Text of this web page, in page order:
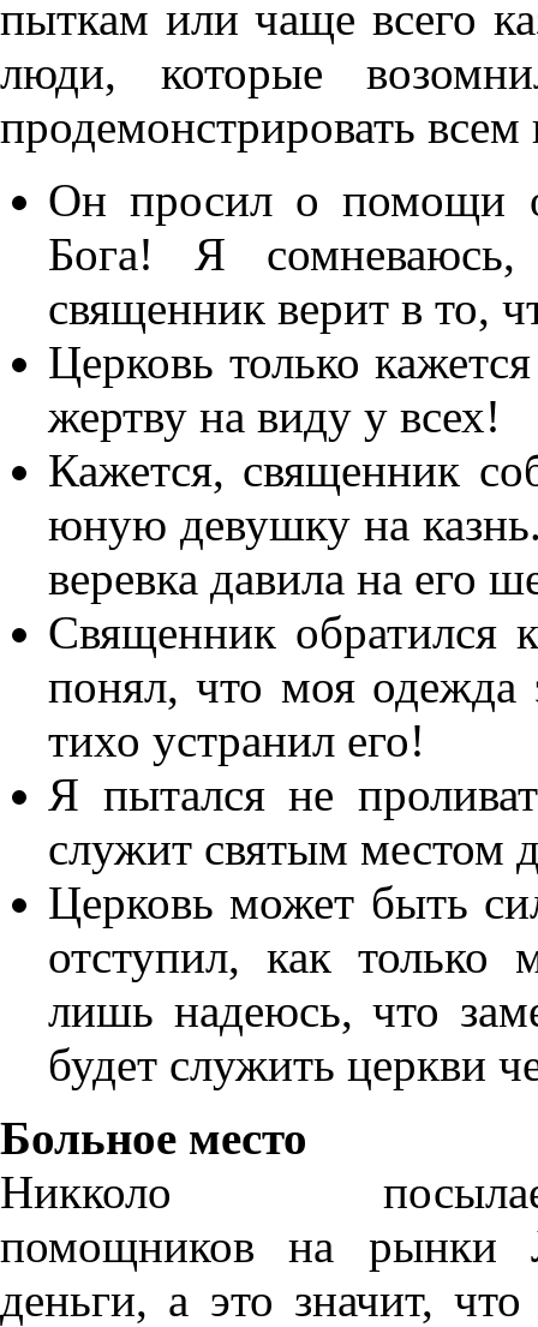
пыткам или чаще всего
люди, которые
продемонстрировать
Он просил о помощи
Бога! Я сомневаюсь,
священник верит в то,
Церковь только
жертву на виду у всех!
Кажется, священник
юную девушку на
веревка давила на его
Священник обратился
понял, что моя одежда
тихо устранил его!
Я пытался не
служит святым местом
Церковь может быть
отступил, как
лишь надеюсь, что
будет служить церкви
Больное место
Никколо
помощников на рынки
деньги, а это значит,